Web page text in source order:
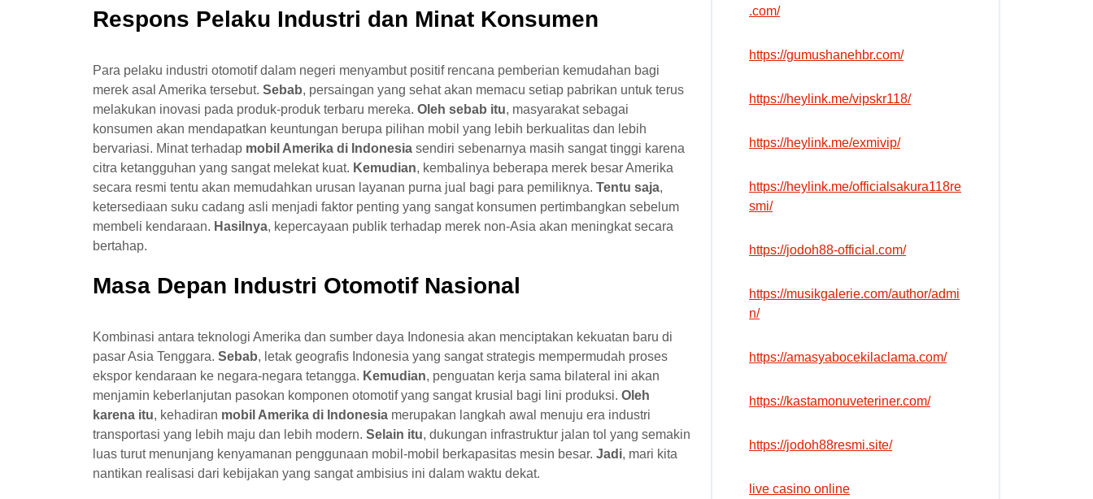
Respons Pelaku Industri dan Minat Konsumen
Para pelaku industri otomotif dalam negeri menyambut positif rencana pemberian kemudahan bagi
merek asal Amerika tersebut. Sebab, persaingan yang sehat akan memacu setiap pabrikan untuk terus
melakukan inovasi pada produk-produk terbaru mereka. Oleh sebab itu, masyarakat sebagai
konsumen akan mendapatkan keuntungan berupa pilihan mobil yang lebih berkualitas dan lebih
bervariasi. Minat terhadap mobil Amerika di Indonesia sendiri sebenarnya masih sangat tinggi karena
citra ketangguhan yang sangat melekat kuat. Kemudian, kembalinya beberapa merek besar Amerika
secara resmi tentu akan memudahkan urusan layanan purna jual bagi para pemiliknya. Tentu saja,
ketersediaan suku cadang asli menjadi faktor penting yang sangat konsumen pertimbangkan sebelum
membeli kendaraan. Hasilnya, kepercayaan publik terhadap merek non-Asia akan meningkat secara
bertahap.
Masa Depan Industri Otomotif Nasional
Kombinasi antara teknologi Amerika dan sumber daya Indonesia akan menciptakan kekuatan baru di
pasar Asia Tenggara. Sebab, letak geografis Indonesia yang sangat strategis mempermudah proses
ekspor kendaraan ke negara-negara tetangga. Kemudian, penguatan kerja sama bilateral ini akan
menjamin keberlanjutan pasokan komponen otomotif yang sangat krusial bagi lini produksi. Oleh
karena itu, kehadiran mobil Amerika di Indonesia merupakan langkah awal menuju era industri
transportasi yang lebih maju dan lebih modern. Selain itu, dukungan infrastruktur jalan tol yang semakin
luas turut menunjang kenyamanan penggunaan mobil-mobil berkapasitas mesin besar. Jadi, mari kita
nantikan realisasi dari kebijakan yang sangat ambisius ini dalam waktu dekat.
.com/
https://gumushanehbr.com/
https://heylink.me/vipskr118/
https://heylink.me/exmivip/
https://heylink.me/officialsakura118re
smi/
https://jodoh88-official.com/
https://musikgalerie.com/author/admi
n/
https://amasyabocekilaclama.com/
https://kastamonuveteriner.com/
https://jodoh88resmi.site/
live casino online